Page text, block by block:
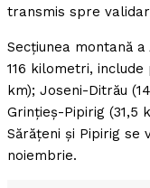
transmis spre
Secţiunea montană
116 kilometri,
km); Joseni-Ditrău
Grinţieş-Pipirig (31,5
Sărăţeni şi Pipirig se
noiembrie.